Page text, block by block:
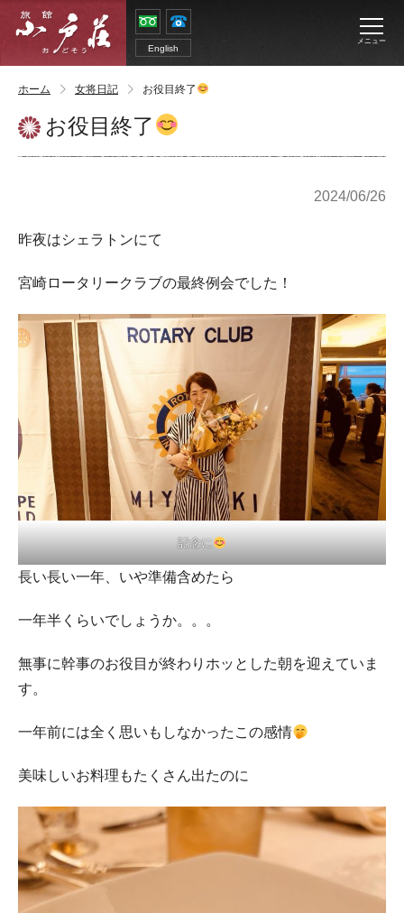
English
メニュー
ホーム 女将日記 お役目終了
お役目終了
2024/06/26
昨夜はシェラトンにて
宮崎ロータリークラブの最終例会でした！
記念に
長い長い一年、いや準備含めたら
一年半くらいでしょうか。。。
無事に幹事のお役目が終わりホッとした朝を迎えていま
す。
一年前には全く思いもしなかったこの感情
美味しいお料理もたくさん出たのに